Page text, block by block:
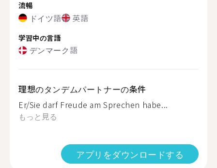
流暢
ドイツ語 英語
学習中の言語
デンマーク語
理想のタンデムパートナーの条件
Er/Sie darf Freude am Sprechen habe...
もっと見る
アプリをダウンロードする